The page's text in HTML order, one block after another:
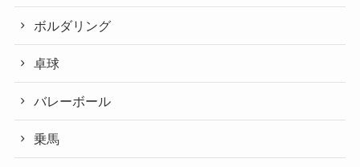
ボルダリング
卓球
バレーボール
乗馬